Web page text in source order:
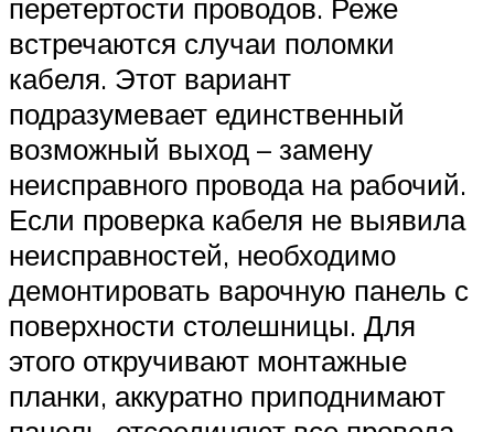
перетертости проводов. Реже
встречаются случаи поломки
кабеля. Этот вариант
подразумевает единственный
возможный выход – замену
неисправного провода на рабочий.
Если проверка кабеля не выявила
неисправностей, необходимо
демонтировать варочную панель с
поверхности столешницы. Для
этого откручивают монтажные
планки, аккуратно приподнимают